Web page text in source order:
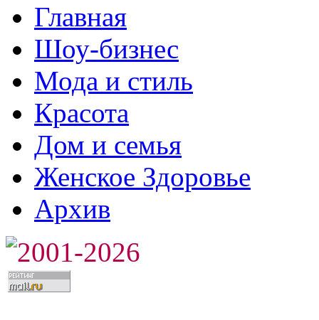
Главная
Шоу-бизнес
Мода и стиль
Красота
Дом и семья
Женское Здоровье
Архив
2001-2026